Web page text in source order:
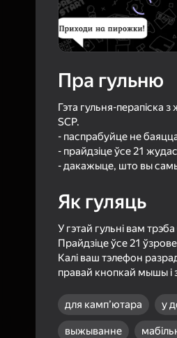
Пра гульню
Гэта гульня-перапіска
SCP.
- паспрабуйце не
- прайдзіце ўсе 21
- дакажыце, што вы
Як гуляць
У гэтай гульні вам
Прайдзіце ўсе 21
Калі ваш тэлефон
правай кнопкай мышы і
для камп’ютара у
выжыванне